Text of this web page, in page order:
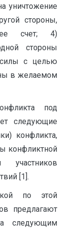
уничтожение
стороны,
счет; 4)
стороны
силы с целью
в желаемом
под
следующие
конфликта,
конфликтной
участников
[1].
по этой
предлагают
следующим